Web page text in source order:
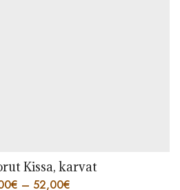
Kissa, karvat
€ – 52,00€